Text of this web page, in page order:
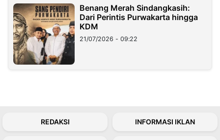
Benang Merah Sindangkasih:
Dari Perintis Purwakarta hingga
KDM
21/07/2026 - 09:22
REDAKSI INFORMASI IKLAN